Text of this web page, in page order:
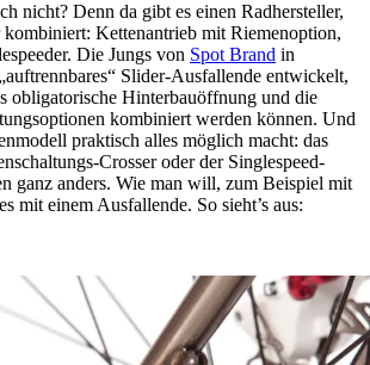
nicht? Denn da gibt es einen Radhersteller,
kombiniert: Kettenantrieb mit Riemenoption,
Die Jungs von Spot Brand in
Slider-Ausfallende entwickelt,
obligatorische Hinterbauöffnung und die
kombiniert werden können. Und
praktisch alles möglich macht: das
Crosser oder der Singlespeed-
ganz anders. Wie man will, zum Beispiel mit
mit einem Ausfallende. So sieht’s aus: